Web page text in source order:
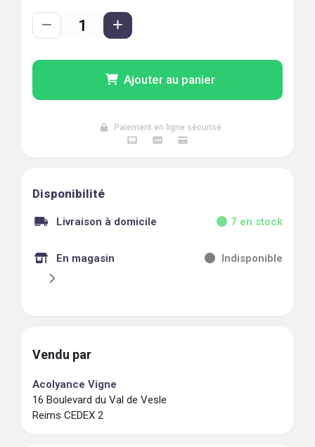
Ajouter au panier
Paiement en ligne sécurisé
Disponibilité
Livraison à domicile 7 en stock
En magasin Indisponible
Vendu par
Acolyance Vigne
16 Boulevard du Val de Vesle
Reims CEDEX 2